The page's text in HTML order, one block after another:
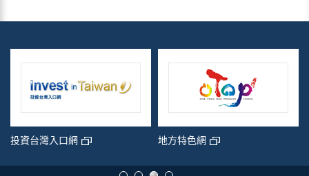
投資台灣入口網 地方特色網